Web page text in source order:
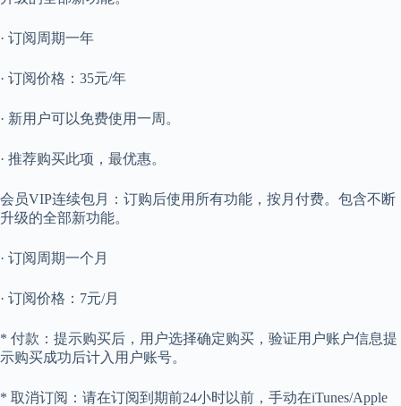
· 订阅周期一年
· 订阅价格：35元/年
· 新用户可以免费使用一周。
· 推荐购买此项，最优惠。
会员VIP连续包月：订购后使用所有功能，按月付费。包含不断
升级的全部新功能。
· 订阅周期一个月
· 订阅价格：7元/月
* 付款：提示购买后，用户选择确定购买，验证用户账户信息提
示购买成功后计入用户账号。
* 取消订阅：请在订阅到期前24小时以前，手动在iTunes/Apple